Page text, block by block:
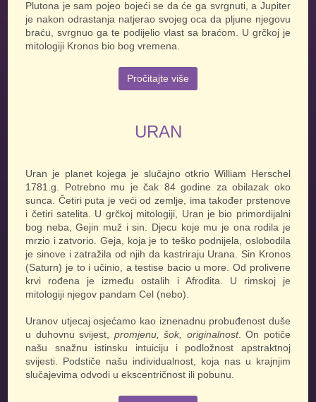
Plutona je sam pojeo bojeći se da će ga svrgnuti, a Jupiter
je nakon odrastanja natjerao svojeg oca da pljune njegovu
braću, svrgnuo ga te podijelio vlast sa braćom. U grčkoj je
mitologiji Kronos bio bog vremena.
Pročitajte više
URAN
Uran je planet kojega je slučajno otkrio William Herschel
1781.g. Potrebno mu je čak 84 godine za obilazak oko
sunca. Četiri puta je veći od zemlje, ima također prstenove
i četiri satelita. U grčkoj mitologiji, Uran je bio primordijalni
bog neba, Gejin muž i sin. Djecu koje mu je ona rodila je
mrzio i zatvorio. Geja, koja je to teško podnijela, oslobodila
je sinove i zatražila od njih da kastriraju Urana. Sin Kronos
(Saturn) je to i učinio, a testise bacio u more. Od prolivene
krvi rođena je između ostalih i Afrodita. U rimskoj je
mitologiji njegov pandam Cel (nebo).
Uranov utjecaj osjećamo kao iznenadnu probuđenost duše
u duhovnu svijest,
promjenu, šok, originalnost. On potiče
našu snažnu istinsku intuiciju i podložnost apstraktnoj
svijesti. Podstiče našu individualnost, koja nas u krajnjim
slučajevima odvodi u ekscentričnost ili pobunu.